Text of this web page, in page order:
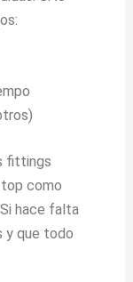
fittings
como
. Si hace falta
y que todo